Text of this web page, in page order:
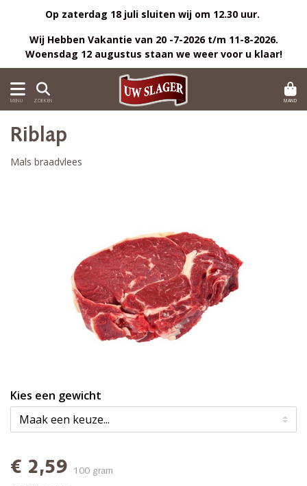
Op zaterdag 18 juli sluiten wij om 12.30 uur.
Wij Hebben Vakantie van 20 -7-2026 t/m 11-8-2026.
Woensdag 12 augustus staan we weer voor u klaar!
MENU ZOEKEN MAND
Riblap
Mals braadvlees
Kies een gewicht
€ 2,59 100 gram